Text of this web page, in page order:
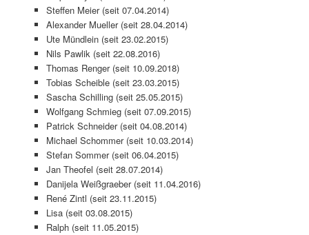
Steffen Meier (seit 07.04.2014)
Alexander Mueller (seit 28.04.2014)
Ute Mündlein (seit 23.02.2015)
Nils Pawlik (seit 22.08.2016)
Thomas Renger (seit 10.09.2018)
Tobias Scheible (seit 23.03.2015)
Sascha Schilling (seit 25.05.2015)
Wolfgang Schmieg (seit 07.09.2015)
Patrick Schneider (seit 04.08.2014)
Michael Schommer (seit 10.03.2014)
Stefan Sommer (seit 06.04.2015)
Jan Theofel (seit 28.07.2014)
Danijela Weißgraeber (seit 11.04.2016)
René Zintl (seit 23.11.2015)
Lisa (seit 03.08.2015)
Ralph (seit 11.05.2015)